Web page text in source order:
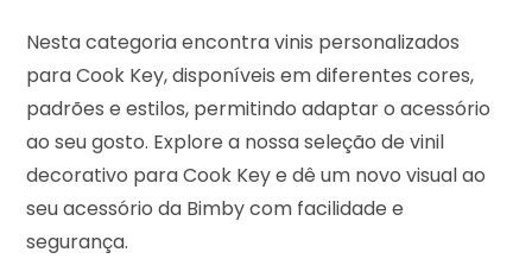
Nesta categoria encontra vinis personalizados
para Cook Key, disponíveis em diferentes cores,
padrões e estilos, permitindo adaptar o acessório
ao seu gosto. Explore a nossa seleção de vinil
decorativo para Cook Key e dê um novo visual ao
seu acessório da Bimby com facilidade e
segurança.